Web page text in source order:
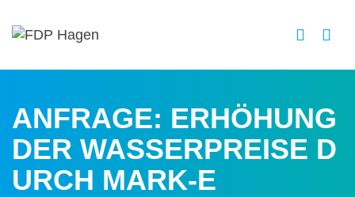
ANFRAGE: ERHÖHUNG
DER WASSERPREISE D
URCH MARK-E